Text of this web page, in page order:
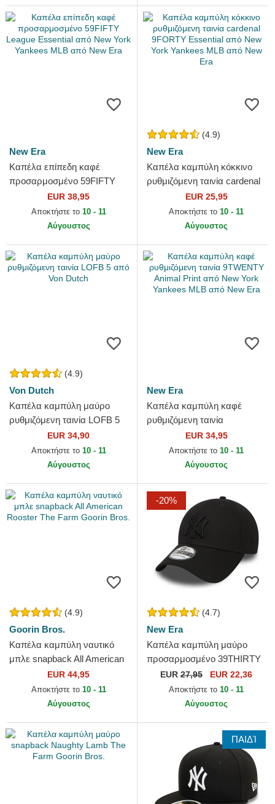
New Era
Καπέλα επίπεδη καφέ
προσαρμοσμένο 59FIFTY
League Essential από New
York Yankees MLB από New
EUR 38,95
Αποκτήστε το 10 - 11
Αύγουστος
(4.9)
New Era
Καπέλα καμπύλη κόκκινο
ρυθμιζόμενη ταινία cardenal
9FORTY Essential από New
York Yankees MLB από...
EUR 25,95
Αποκτήστε το 10 - 11
Αύγουστος
(4.9)
Von Dutch
Καπέλα καμπύλη μαύρο
ρυθμιζόμενη ταινία LOFB 5
από Von DutchEUR 34,90
Αποκτήστε το 10 - 11
Αύγουστος
New Era
Καπέλα καμπύλη καφέ
ρυθμιζόμενη ταινία
9TWENTY Animal Print από
New York Yankees MLB από
EUR 34,95
Αποκτήστε το 10 - 11
Αύγουστος
(4.9)
Goorin Bros.
Καπέλα καμπύλη ναυτικό
μπλε snapback All American
Rooster The Farm Goorin
EUR 44,95
Αποκτήστε το 10 - 11
Αύγουστος
-20%
(4.7)
New Era
Καπέλα καμπύλη μαύρο
προσαρμοσμένο 39THIRTY
Classic από New York
Yankees MLB από New Era
EUR 27,95 EUR 22,36
Αποκτήστε το 10 - 11
Αύγουστος
ΠΑΙΔΊ